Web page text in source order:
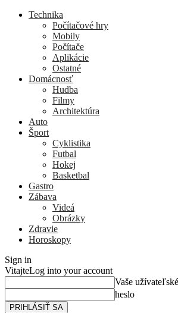
Technika
Počítačové hry
Mobily
Počítače
Aplikácie
Ostatné
Domácnosť
Hudba
Filmy
Architektúra
Auto
Šport
Cyklistika
Futbal
Hokej
Basketbal
Gastro
Zábava
Videá
Obrázky
Zdravie
Horoskopy
Sign in
VitajteLog into your account
Vaše
heslo